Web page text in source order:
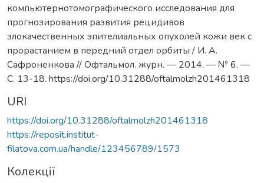
компьютернотомографического исследования для
прогнозирования развития рецидивов
злокачественных эпителиальных опухолей кожи век с
прорастанием в передний отдел орбиты / И. А.
Сафроненкова // Офтальмол. журн. — 2014. — № 6. —
С. 13-18. https://doi.org/10.31288/oftalmolzh201461318
URI
https://doi.org/10.31288/oftalmolzh201461318
https://reposit.institut-
filatova.com.ua/handle/123456789/1573
Колекції